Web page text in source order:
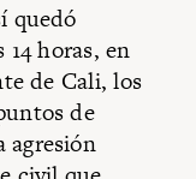
quedó
horas, en
de Cali, los
de
agresión